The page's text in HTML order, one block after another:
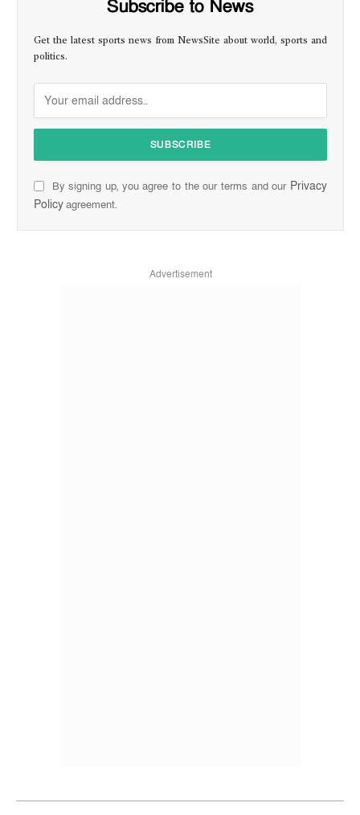
Subscribe to News
Get the latest sports news from NewsSite about world, sports and
politics.
By signing up, you agree to the our terms and our Privacy
Policyagreement.
Advertisement